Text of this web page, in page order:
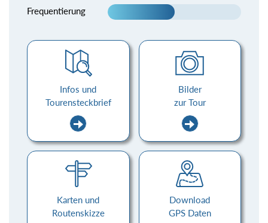
Frequentierung
Infos und
Tourensteckbrief
Bilder
zur Tour
Karten und
Routenskizze
Download
GPS Daten